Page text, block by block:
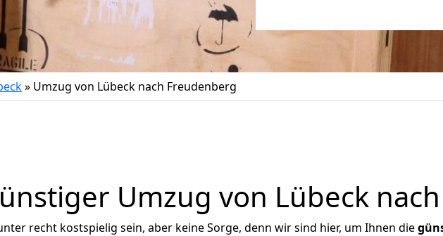
» Umzug von Lübeck nach Freudenberg
Umzug von Lübeck
recht kostspielig sein, aber keine Sorge, denn wir sind hier, um Ihnen die